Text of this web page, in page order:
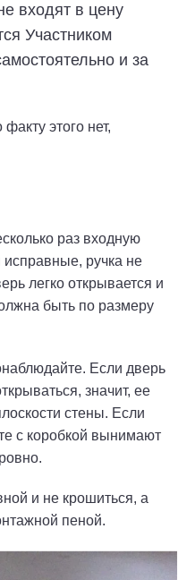
входят в цену
Участником
и за
этого нет,
раз входную
исправные, ручка не
легко открывается и
быть по размеру
Если дверь
значит, ее
стены. Если
с коробкой вынимают
и не крошиться, а
пеной.